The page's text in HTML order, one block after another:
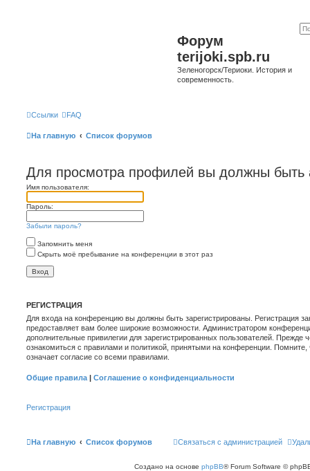
Форум
terijoki.spb.ru
Зеленогорск/Териоки. История и
современность.
Ссылки FAQ
На главную Список форумов
Для просмотра профилей вы должны быть
Имя пользователя:
Пароль:
Забыли пароль?
Запомнить меня
Скрыть моё пребывание на конференции в этот раз
РЕГИСТРАЦИЯ
Для входа на конференцию вы должны быть зарегистрированы. Регистрация
предоставляет вам более широкие возможности. Администратором
дополнительные привилегии для зарегистрированных пользователей. Прежде
ознакомиться с правилами и политикой, принятыми на конференции.
означает согласие со всеми правилами.
Общие правила | Соглашение о конфиденциальности
Регистрация
На главную Список форумов Связаться с администрацией
Создано на основе phpBB® Forum Software ©